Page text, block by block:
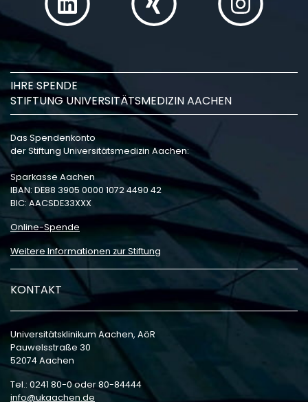
IHRE SPENDE
STIFTUNG UNIVERSITÄTSMEDIZIN AACHEN
Das Spendenkonto
der Stiftung Universitätsmedizin Aachen:
Sparkasse Aachen
IBAN: DE88 3905 0000 1072 4490 42
BIC: AACSDE33XXX
Online-Spende
Weitere Informationen zur Stiftung
KONTAKT
Universitätsklinikum Aachen, AöR
Pauwelsstraße 30
52074 Aachen
Tel.: 0241 80-0 oder 80-84444
info
ukaachen de